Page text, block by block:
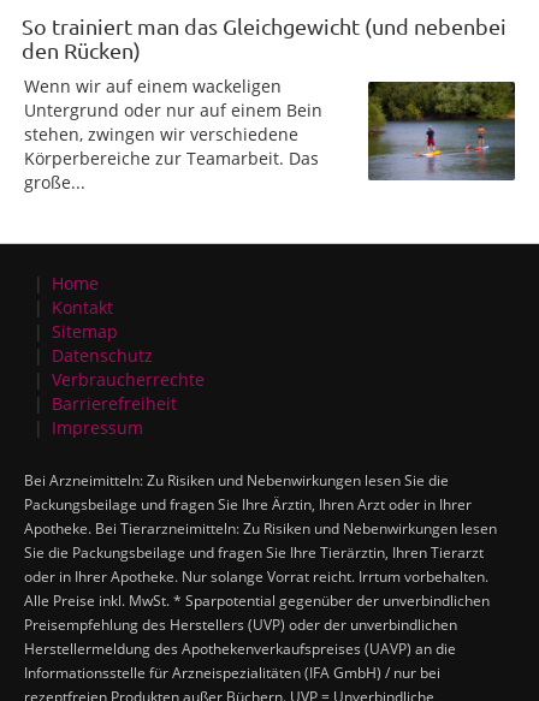
So trainiert man das Gleichgewicht (und nebenbei
den Rücken)
Wenn wir auf einem wackeligen
Untergrund oder nur auf einem Bein
stehen, zwingen wir verschiedene
Körperbereiche zur Teamarbeit. Das
große...
Home
Kontakt
Sitemap
Datenschutz
Verbraucherrechte
Barrierefreiheit
Impressum
Bei Arzneimitteln: Zu Risiken und Nebenwirkungen lesen Sie die
Packungsbeilage und fragen Sie Ihre Ärztin, Ihren Arzt oder in Ihrer
Apotheke. Bei Tierarzneimitteln: Zu Risiken und Nebenwirkungen lesen
Sie die Packungsbeilage und fragen Sie Ihre Tierärztin, Ihren Tierarzt
oder in Ihrer Apotheke. Nur solange Vorrat reicht. Irrtum vorbehalten.
Alle Preise inkl. MwSt. * Sparpotential gegenüber der unverbindlichen
Preisempfehlung des Herstellers (UVP) oder der unverbindlichen
Herstellermeldung des Apothekenverkaufspreises (UAVP) an die
Informationsstelle für Arzneispezialitäten (IFA GmbH) / nur bei
rezeptfreien Produkten außer Büchern. UVP = Unverbindliche